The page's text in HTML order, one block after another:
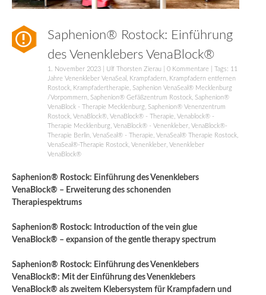
Saphenion® Rostock: Einführung
des Venenklebers VenaBlock®
1. November 2023 Ulf Thorsten Zierau 0 Kommentare | Tags: 11
Jahre Venenkleber VenaSeal
Krampfadern
Krampfadern entfernen
Rostock
Krampfadertherapie
Saphenion VenaSeal® Mecklenburg
/Vorpommern Saphenion® Gefäßzentrum Rostock Saphenion®
VenaBlock - Therapie Mecklenburg
Saphenion® Venenzentrum
Rostock VenaBlock® VenaBlock® - Therapie Venablock® -
Therapie Mecklenburg VenaBlock® - Venenkleber VenaBlock®-
Therapie Berlin VenaSeal® - Therapie VenaSeal® Therapie Rostock
VenaSeal®-Therapie Rostock Venenkleber Venenkleber
VenaBlock®
Saphenion® Rostock: Einführung des Venenklebers
VenaBlock® – Erweiterung des schonenden
Therapiespektrums
Saphenion® Rostock: Introduction of the vein glue
VenaBlock® – expansion of the gentle therapy spectrum
Saphenion® Rostock: Einführung des Venenklebers
VenaBlock®: Mit der Einführung des Venenklebers
VenaBlock® als zweitem Klebersystem für Krampfadern und